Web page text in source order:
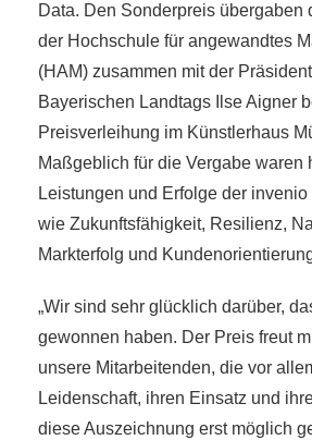
Data. Den Sonderpreis übergaben
der Hochschule für angewandtes
(HAM) zusammen mit der
Bayerischen Landtags Ilse Aigner
Preisverleihung im Künstlerhaus
Maßgeblich für die Vergabe waren
Leistungen und Erfolge der
wie Zukunftsfähigkeit, Resilienz,
Markterfolg und
„Wir sind sehr glücklich darüber,
gewonnen haben. Der Preis freut
unsere Mitarbeitenden, die vor
Leidenschaft, ihren Einsatz und
diese Auszeichnung erst möglich